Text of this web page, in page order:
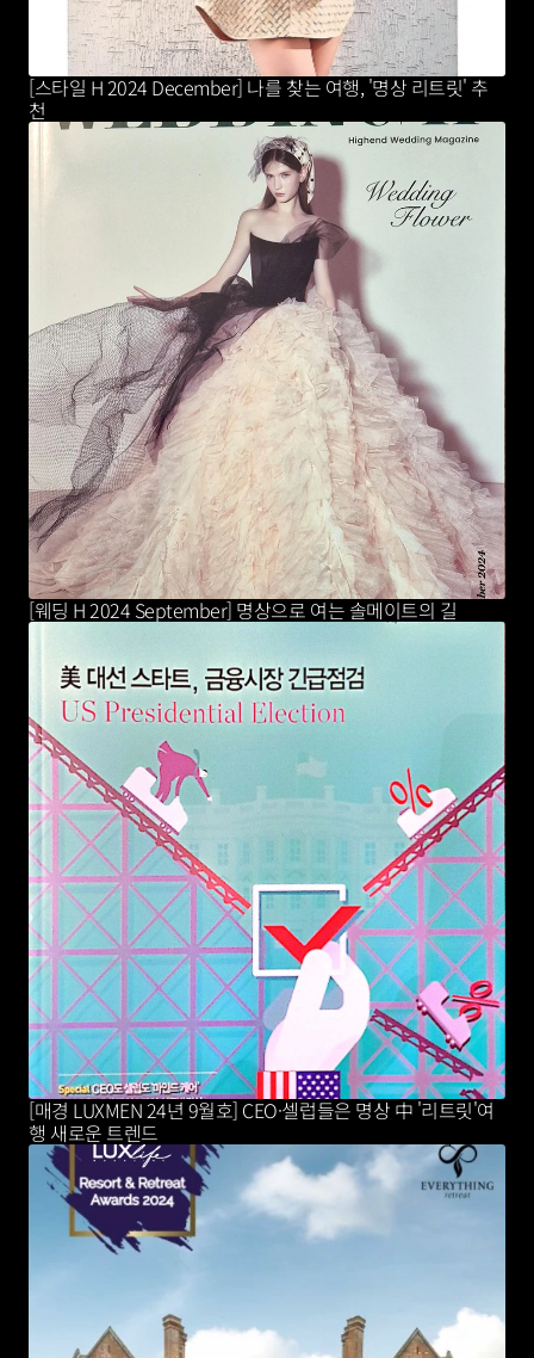
[스타일 H 2024 December] 나를 찾는 여행, '명상 리트릿' 추
천
[웨딩 H 2024 September] 명상으로 여는 솔메이트의 길
[매경 LUXMEN 24년 9월호] CEO·셀럽들은 명상 中 '리트릿'여
행 새로운 트렌드